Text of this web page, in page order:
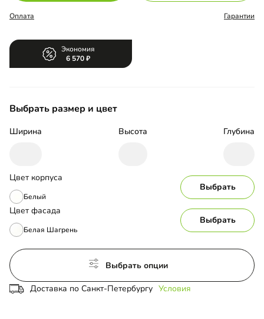
Оплата Гарантии
Экономия
6 570
Выбрать размер и цвет
Ширина Высота Глубина
Цвет корпуса
Белый
Выбрать
Цвет фасада
Белая Шагрень
Выбрать
Выбрать опции
Доставка по Санкт-Петербургу Условия